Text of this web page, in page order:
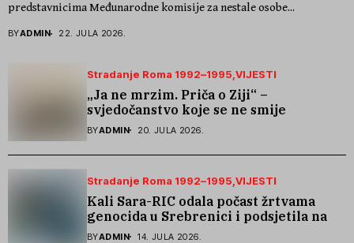
predstavnicima Međunarodne komisije za nestale osobe...
BYADMIN 22. JULA 2026.
Stradanje Roma 1992–1995 VIJESTI
„Ja ne mrzim. Priča o Ziji“ –
svjedočanstvo koje se ne smije
zaboraviti
BYADMIN 20. JULA 2026.
Stradanje Roma 1992–1995 VIJESTI
Kali Sara-RIC odala počast žrtvama
genocida u Srebrenici i podsjetila na
stradanje Roma iz Skočića
BYADMIN 14. JULA 2026.